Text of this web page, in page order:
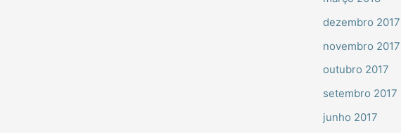
dezembro 2017
novembro 2017
outubro 2017
setembro 2017
junho 2017